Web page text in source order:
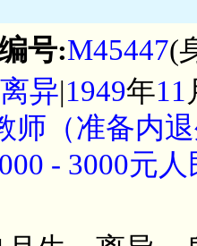
号:M45447(
离异|1949年11
师（准备内
- 3000元